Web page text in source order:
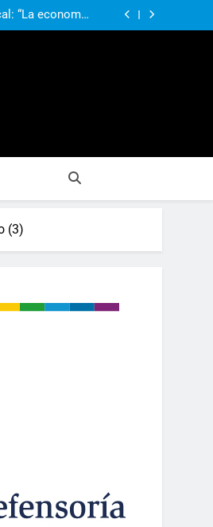
generar déficit”
atrás” con la
gobernadores
“Hubiera
generar déficit”
atrás” con la
gobernadores
“Hubiera
(3)